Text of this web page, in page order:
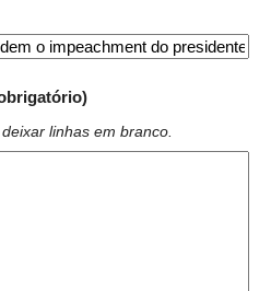
linhas em branco.